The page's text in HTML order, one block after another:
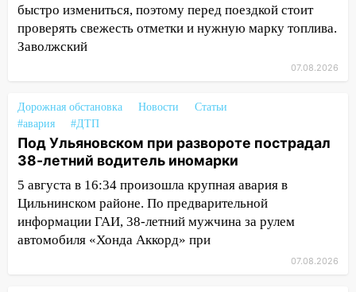
13:01 В Димитровграде мужчина
выбросил из машины страйкбольную
гранату: его задержали
и шквал до 27 м/с
12:31 Ульяновец хотел купить иномарку
из Европы и потерял 760 тысяч рублей
12:20 В Чердаклинском районе
столкнулись «Лада» и Chevrolet:
пострадал 14-летний подросток
Где есть бензин в Ульяновске 7
быстро измениться, поэтому перед поездкой стоит
проверять свежесть отметки и нужную марку топлива.
Заволжский
07.08.2026
Дорожная обстановка Новости
Статьи
#авария
#ДТП
Под Ульяновском при развороте пострадал
38-летний водитель иномарки
5 августа в 16:34 произошла крупная авария в
Цильнинском районе. По предварительной
информации ГАИ, 38-летний мужчина за рулем
автомобиля «Хонда Аккорд» при
07.08.2026